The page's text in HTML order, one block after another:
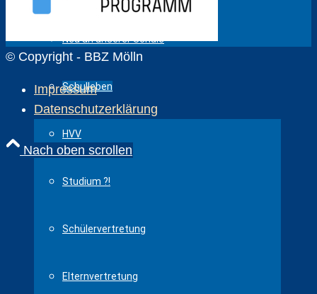
Neu an unserer Schule
Schulleben
HVV
Studium ?!
Schülervertretung
Elternvertretung
© Copyright - BBZ Mölln
Impressum
Datenschutzerklärung
Nach oben scrollen